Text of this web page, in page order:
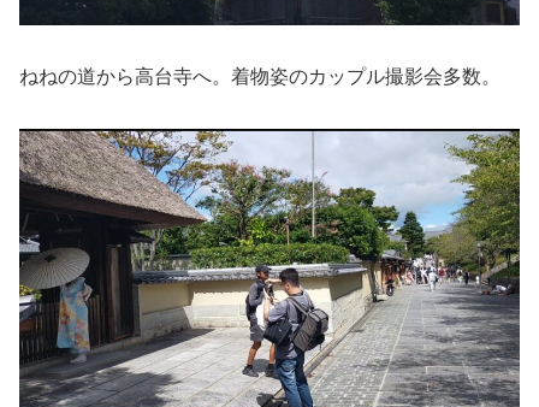
ねねの道から高台寺へ。着物姿のカップル撮影会多数。